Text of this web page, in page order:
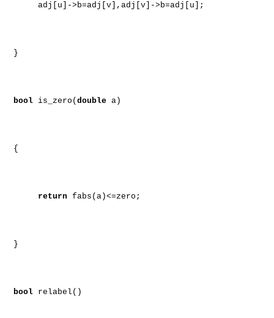
adj[u]->b=adj[v],adj[v]->b=adj[u];
}
bool is_zero( double a)
{
return fabs(a)<=zero;
}
bool relabel()